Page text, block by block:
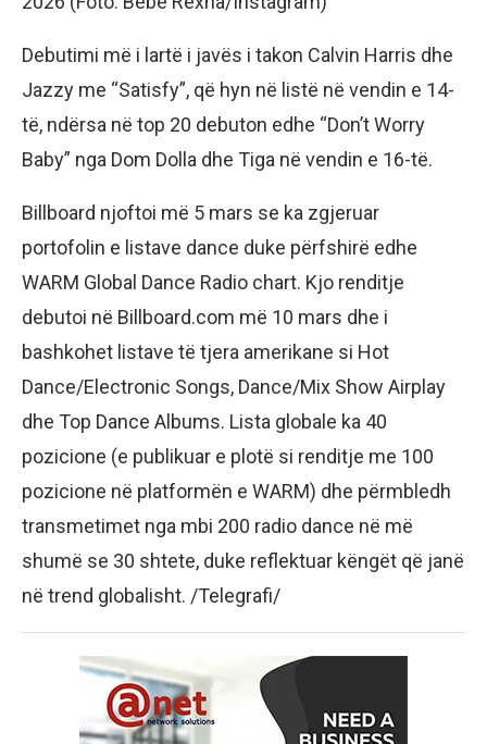
Debutimi më i lartë i javës i takon Calvin Harris dhe
Jazzy me “Satisfy”, që hyn në listë në vendin e 14-
të, ndërsa në top 20 debuton edhe “Don’t Worry
Baby” nga Dom Dolla dhe Tiga në vendin e 16-të.
Billboard njoftoi më 5 mars se ka zgjeruar
portofolin e listave dance duke përfshirë edhe
WARM Global Dance Radio chart. Kjo renditje
debutoi në Billboard.com më 10 mars dhe i
bashkohet listave të tjera amerikane si Hot
Dance/Electronic Songs, Dance/Mix Show Airplay
dhe Top Dance Albums. Lista globale ka 40
pozicione (e publikuar e plotë si renditje me 100
pozicione në platformën e WARM) dhe përmbledh
transmetimet nga mbi 200 radio dance në më
shumë se 30 shtete, duke reflektuar këngët që janë
në trend globalisht. /Telegrafi/